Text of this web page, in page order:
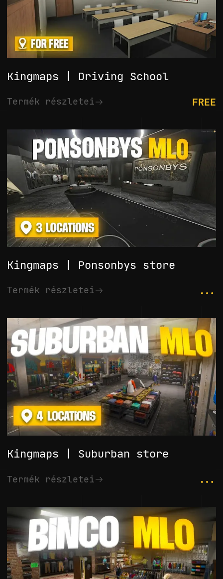
Kingmaps | Driving School
Termék részletei FREE
Kingmaps | Ponsonbys store
Termék részletei ...
Kingmaps | Suburban store
Termék részletei ...